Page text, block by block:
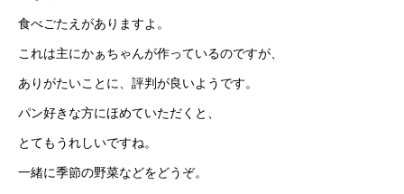
食べごたえがありますよ。
これは主にかぁちゃんが作っているのですが、
ありがたいことに、評判が良いようです。
パン好きな方にほめていただくと、
とてもうれしいですね。
一緒に季節の野菜などをどうぞ。